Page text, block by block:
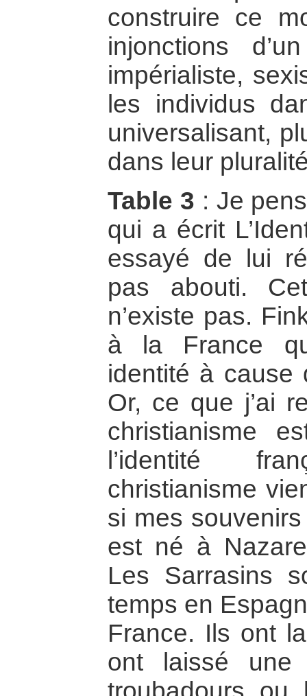
construire ce
injonctions
impérialiste,
les individus
universalisant,
dans leur
Table 3 : Je
qui a écrit
essayé de lui
pas abouti.
n’existe pas.
à la France
identité à cause
Or, ce que j’ai
christianisme
l’identité
christianisme
si mes
est né à
Les Sarrasins
temps en
France. Ils ont
ont laissé une